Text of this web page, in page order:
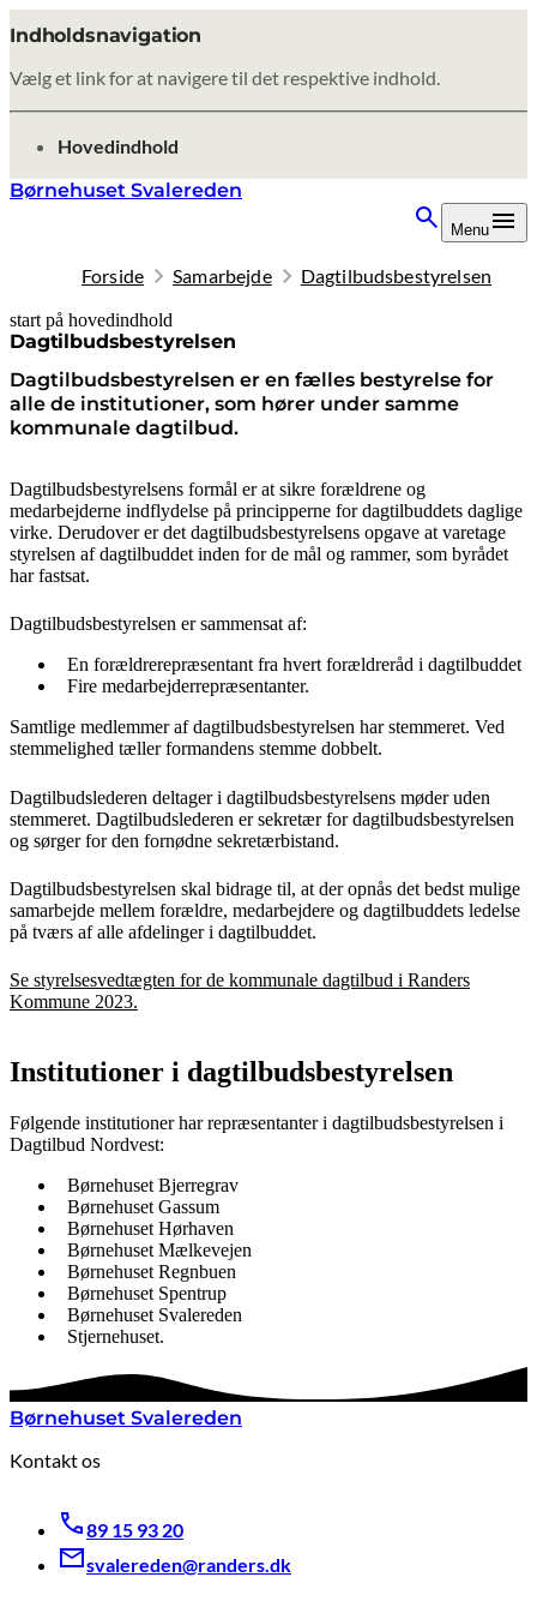
Indholdsnavigation
Vælg et link for at navigere til det respektive indhold.
gå til
Hovedindhold
Børnehuset Svalereden
Menu
Forside Samarbejde Dagtilbudsbestyrelsen
start på hovedindhold
Dagtilbudsbestyrelsen
Dagtilbudsbestyrelsen er en fælles bestyrelse for
alle de institutioner, som hører under samme
kommunale dagtilbud.
senest opdateret 8. oktober 2025
Dagtilbudsbestyrelsens formål er at sikre forældrene og
medarbejderne indflydelse på principperne for dagtilbuddets daglige
virke. Derudover er det dagtilbudsbestyrelsens opgave at varetage
styrelsen af dagtilbuddet inden for de mål og rammer, som byrådet
har fastsat.
Dagtilbudsbestyrelsen er sammensat af:
En forældrerepræsentant fra hvert forældreråd i dagtilbuddet
Fire medarbejderrepræsentanter.
Samtlige medlemmer af dagtilbudsbestyrelsen har stemmeret. Ved
stemmelighed tæller formandens stemme dobbelt.
Dagtilbudslederen deltager i dagtilbudsbestyrelsens møder uden
stemmeret. Dagtilbudslederen er sekretær for dagtilbudsbestyrelsen
og sørger for den fornødne sekretærbistand.
Dagtilbudsbestyrelsen skal bidrage til, at der opnås det bedst mulige
samarbejde mellem forældre, medarbejdere og dagtilbuddets ledelse
på tværs af alle afdelinger i dagtilbuddet.
Se styrelsesvedtægten for de kommunale dagtilbud i Randers
Kommune 2023.
Institutioner i dagtilbudsbestyrelsen
Følgende institutioner har repræsentanter i dagtilbudsbestyrelsen i
Dagtilbud Nordvest:
Børnehuset Bjerregrav
Børnehuset Gassum
Børnehuset Hørhaven
Børnehuset Mælkevejen
Børnehuset Regnbuen
Børnehuset Spentrup
Børnehuset Svalereden
Stjernehuset.
Børnehuset Svalereden
Kontakt os
89 15 93 20
svalereden@randers.dk